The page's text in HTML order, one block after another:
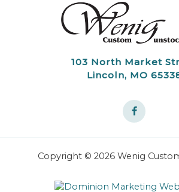
103 North Market
Lincoln, MO
Copyright © 2026 Wenig